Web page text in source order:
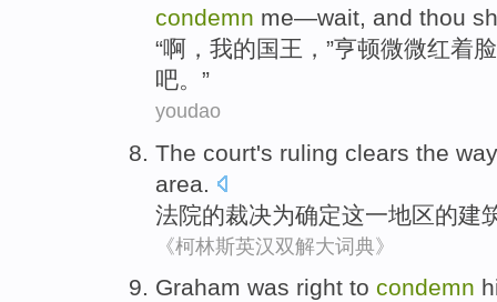
condemn me—wait, and thou
“啊 ， 我的国王 ，”亨顿微微红着脸
吧。”
youdao
The court's ruling clears the
area
法院的裁决为确定这一地区的建
《柯林斯英汉双解大词典》
Graham was right to condemn